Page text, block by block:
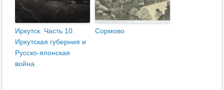
Иркутск. Часть 10.
Иркутская губерния и
Русско-японская
война
Сормово